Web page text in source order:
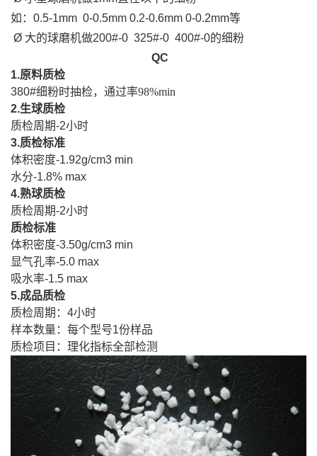
如： 0.5-1mm 0-0.5mm 0.2-0.6mm 0-0.2mm等
Ø 大的球磨机做200#-0 325#-0 400#-0的细粉
QC
1.原料质检
380#细粉时抽检，通过率98%min
2.生球质检
质检周期-2小时
3.质检标准
体积密度-1.92g/cm3 min
水分-1.8% max
4.熟球质检
质检周期-2小时
质检标准
体积密度-3.50g/cm3 min
显气孔率-5.0 max
吸水率-1.5 max
5.成品质检
质检周期： 4小时
样本数量：每个型号1份样品
质检项目：理化指标全部检测